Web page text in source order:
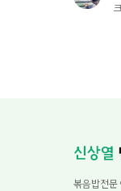
신상열
볶음밥전문